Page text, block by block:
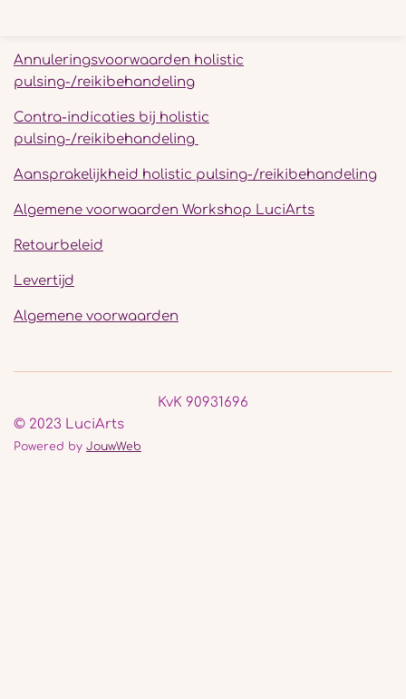
Annuleringsvoorwaarden holistic
pulsing-/reikibehandeling
Contra-indicaties bij holistic
pulsing-/reikibehandeling
Aansprakelijkheid holistic pulsing-/reikibehandeling
Algemene voorwaarden Workshop LuciArts
Retourbeleid
Levertijd
Algemene voorwaarden
KvK 90931696
© 2023 LuciArts
Powered by JouwWeb